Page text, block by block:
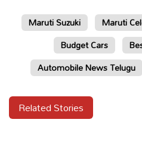
Maruti Suzuki Maruti
Budget Cars
Automobile News Telugu
Related Stories